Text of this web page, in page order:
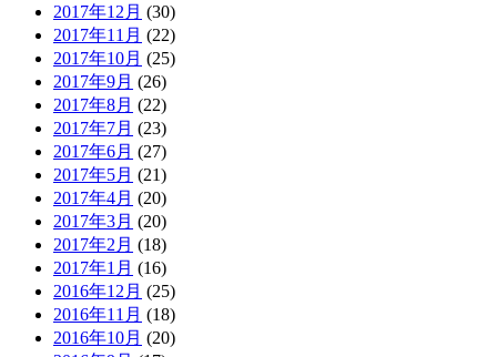
2017年12月 (30)
2017年11月 (22)
2017年10月 (25)
2017年9月 (26)
2017年8月 (22)
2017年7月 (23)
2017年6月 (27)
2017年5月 (21)
2017年4月 (20)
2017年3月 (20)
2017年2月 (18)
2017年1月 (16)
2016年12月 (25)
2016年11月 (18)
2016年10月 (20)